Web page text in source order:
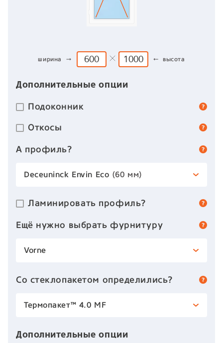
ширина → ← высота
Дополнительные опции
Подоконник
Откосы
А профиль?
Deceuninck Envin Eco (60 мм)
Ламинировать профиль?
Ещё нужно выбрать фурнитуру
Vorne
Со стеклопакетом определились?
Термопакет™ 4.0 MF
Дополнительные опции